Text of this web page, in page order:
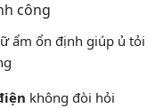
ẩm ổn định giúp ủ tỏi
không đòi hỏi